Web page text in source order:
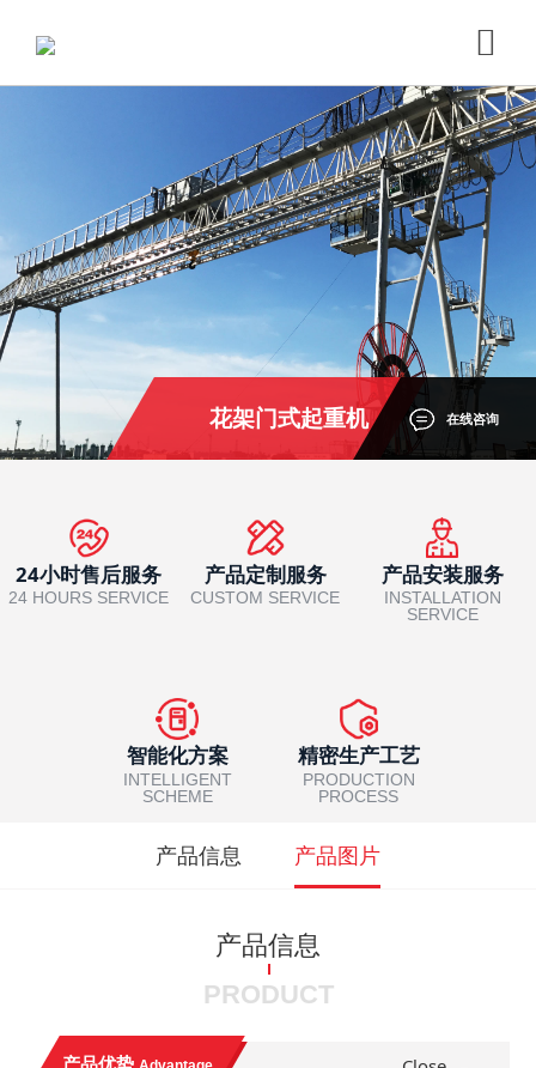
花架门式起重机 在线咨询
24小时售后服务
24 HOURS SERVICE
产品定制服务
CUSTOM SERVICE
产品安装服务
INSTALLATION
SERVICE
智能化方案
INTELLIGENT
SCHEME
精密生产工艺
PRODUCTION
PROCESS
产品信息 产品图片
产品信息
PRODUCT